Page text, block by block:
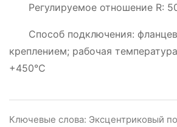
Регулируемое отношение R:
Способ подключения:
креплением; рабочая
+450°C
Ключевые слова: Эксцентриковый